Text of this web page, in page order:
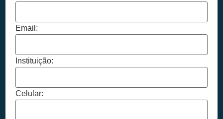
Email:
Instituição:
Celular: